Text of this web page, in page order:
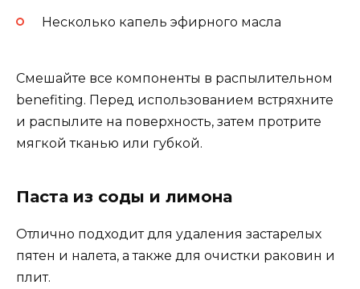
Несколько капель эфирного масла
Смешайте все компоненты в распылительном
benefiting. Перед использованием встряхните
и распылите на поверхность, затем протрите
мягкой тканью или губкой.
Паста из соды и лимона
Отлично подходит для удаления застарелых
пятен и налета, а также для очистки раковин и
плит.